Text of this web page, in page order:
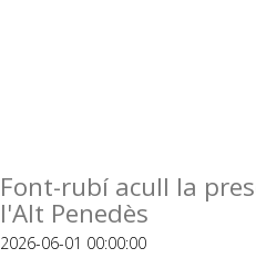
Font-rubí acull la
l'Alt Penedès
2026-06-01 00:00:00